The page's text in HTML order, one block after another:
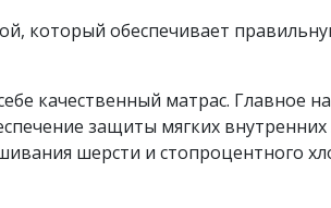
который обеспечивает
качественный матрас. Главное
защиты мягких
шерсти и стопроцентного